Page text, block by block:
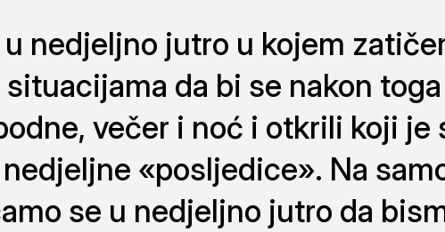
nedjeljno jutro u kojem
da bi se nakon
večer i noć i otkrili koji je
«posljedice». Na
se u nedjeljno jutro da